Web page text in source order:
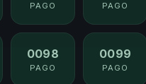
PAGO PAGO
0098
PAGO
0099
PAGO